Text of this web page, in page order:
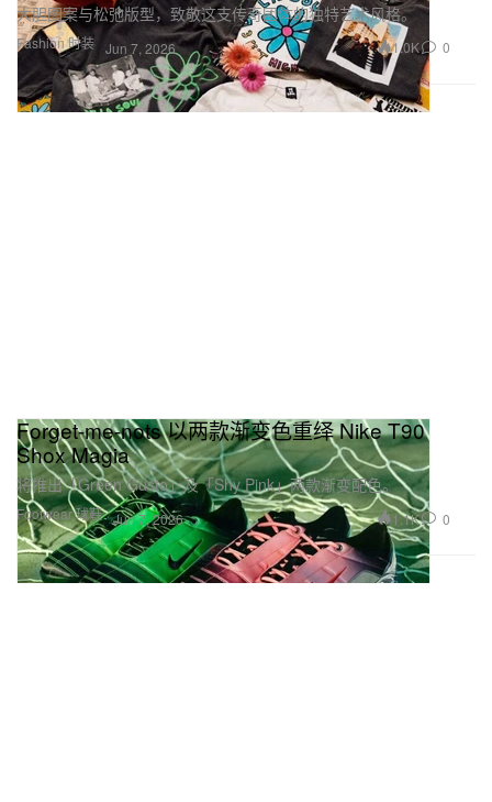
Fashion 时装
大胆图案与松弛版型，致敬这支传奇团体的独特艺术风格。
Jun 7, 2026 1.0K 0
Footwear 球鞋
Forget-me-nots 以两款渐变色重绎 Nike T90
Shox Magia
将推出「Green Gusto」及「Shy Pink」两款渐变配色。
Jun 7, 2026 1.1K 0